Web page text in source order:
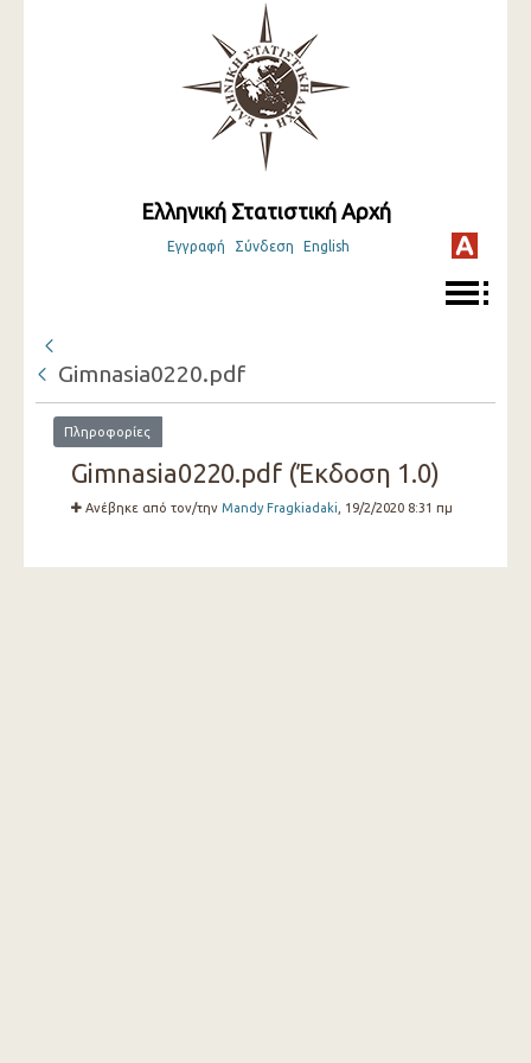
Ελληνική Στατιστική Αρχή
Εγγραφή Σύνδεση English
Gimnasia0220.pdf
Πληροφορίες
Gimnasia0220.pdf (Έκδοση 1.0)
Ανέβηκε από τον/την Mandy Fragkiadaki , 19/2/2020 8:31 πμ